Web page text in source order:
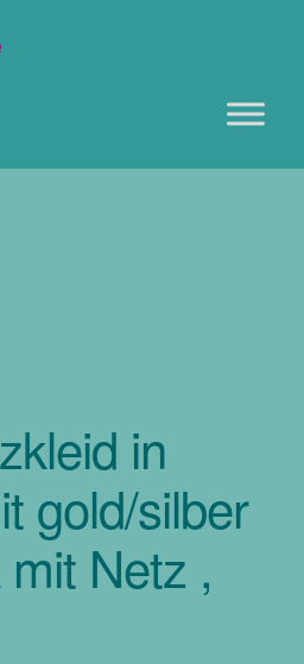
in
gold/silber
Netz ,